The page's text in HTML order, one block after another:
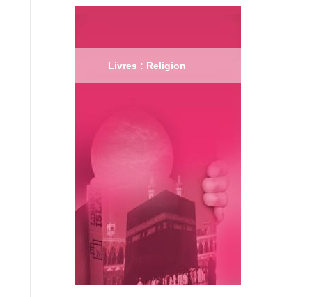
Livres : Religion